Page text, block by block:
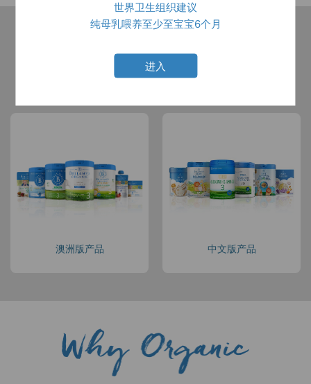
世界卫生组织建议
纯母乳喂养至少至宝宝6个月
进入
所有产品
澳洲版产品 中文版产品